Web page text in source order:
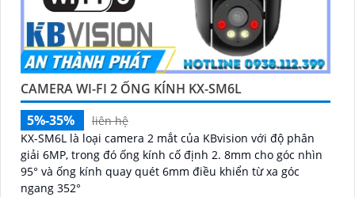
CAMERA WI-FI 2 ỐNG KÍNH KX-SM6L
5%-35%
liên hệ
KX-SM6L là loại camera 2 mắt của KBvision với độ phân
giải 6MP, trong đó ống kính cố định 2. 8mm cho góc nhìn
95° và ống kính quay quét 6mm điều khiển từ xa góc
ngang 352°